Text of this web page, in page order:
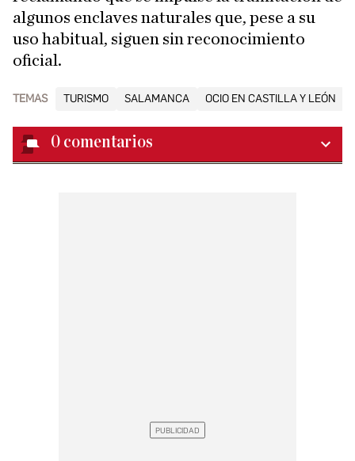
algunos enclaves naturales que, pese a su
uso habitual, siguen sin reconocimiento
oficial.
TEMAS TURISMO SALAMANCA OCIO EN CASTILLA Y LEÓN
0 comentarios